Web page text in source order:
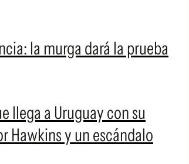
la murga dará la prueba
llega a Uruguay con su
Hawkins y un escándalo